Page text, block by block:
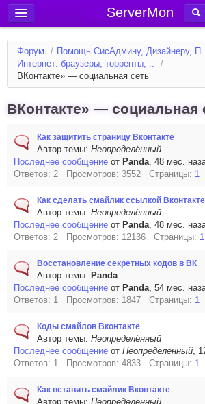
ServerMon
Добавить сервер
Мониторинг серверов
Блог
Форум
Вход в аккаунт
Форум / Помощь СисАдмину, Дизайнеру, П..
Интернет: браузеры, торренты, ..
/
ВКонтакте» — социальная сеть
ВКонтакте» — социальная
Как защитить страницу Вконтакте
Автор темы: Неопределённый
Последнее сообщение от Panda, 48 мес.
Ответов: 2 Просмотров: 3552 Страницы: 1
Как сделать смайлик ссылкой Вконтакте
Автор темы: Неопределённый
Последнее сообщение от Panda, 48 мес.
Ответов: 2 Просмотров: 12136 Страницы: 1
Восстановление секретных кодов в ВК
Автор темы: Panda
Последнее сообщение от Panda, 54 мес.
Ответов: 1 Просмотров: 1847 Страницы: 1
Коды смайлов Вконтакте
Автор темы: Неопределённый
Последнее сообщение от Неопределённый,
Ответов: 1 Просмотров: 4833 Страницы: 1
Как вставить смайлик Вконтакте
Автор темы: Неопределённый